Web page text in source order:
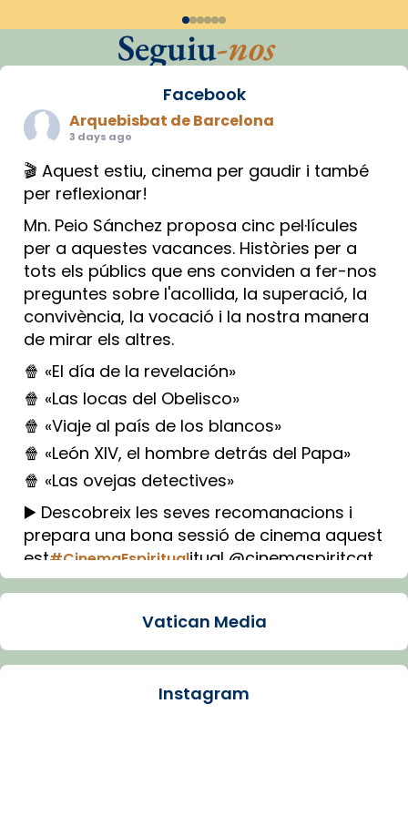
Seguiu-nos
Facebook
Arquebisbat de Barcelona
3 days ago
🎬 Aquest estiu, cinema per gaudir i també
per reflexionar!
Mn. Peio Sánchez proposa cinc pel·lícules
per a aquestes vacances. Històries per a
tots els públics que ens conviden a fer-nos
preguntes sobre l'acollida, la superació, la
convivència, la vocació i la nostra manera
de mirar els altres.
🍿 «El día de la revelación»
🍿 «Las locas del Obelisco»
🍿 «Viaje al país de los blancos»
🍿 «León XIV, el hombre detrás del Papa»
🍿 «Las ovejas detectives»
▶️ Descobreix les seves recomanacions i
prepara una bona sessió de cinema aquest
est#CinemaEspiritualitual @cinemaspiritcat
Imatge: Generada amb IA (OpenAI)
Arquebisbat de Barcelona
Vatican Media
Instagram